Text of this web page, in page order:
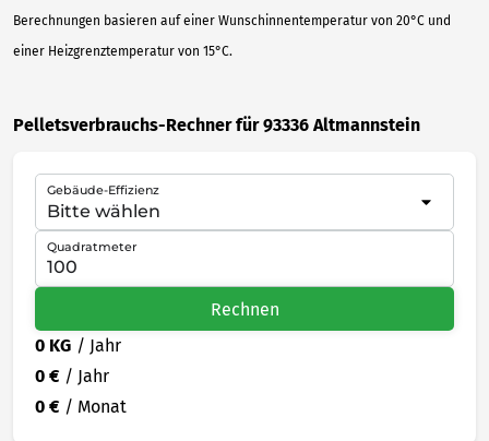
Berechnungen basieren auf einer Wunschinnentemperatur von 20°C und
einer Heizgrenztemperatur von 15°C.
Pelletsverbrauchs-Rechner für 93336 Altmannstein
Gebäude-Effizienz
Quadratmeter
Rechnen
0 KG / Jahr
0 € / Jahr
0 € / Monat